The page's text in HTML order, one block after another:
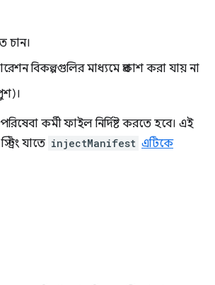
চান।
বিকল্পগুলির মাধ্যমে প্রকাশ করা যায় না
কর্মী ফাইল নির্দিষ্ট করতে হবে। এই
স্ট্রিং যাতে injectManifest এটিকে